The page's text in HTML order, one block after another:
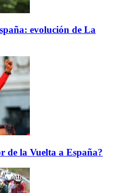
evolución de La
de la Vuelta a España?